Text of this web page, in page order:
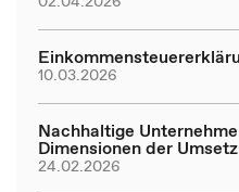
10.03.2026
Nachhaltige
Dimensionen der
24.02.2026